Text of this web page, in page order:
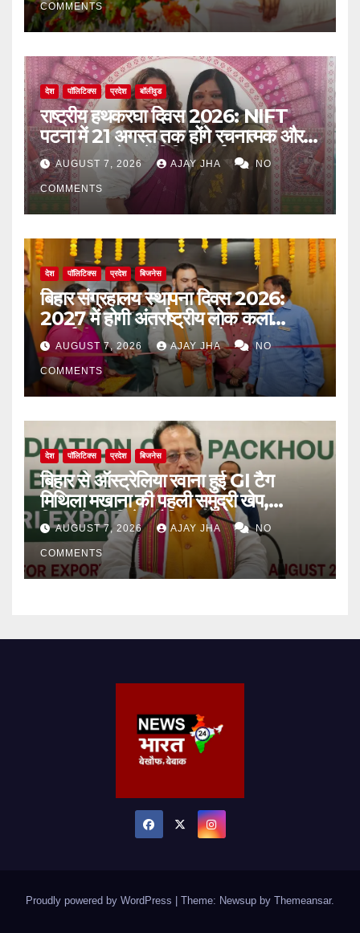
COMMENTS
देश पॉलिटिक्स प्रदेश बॉलीवुड
राष्ट्रीय हथकरघा दिवस 2026: NIFT
पटना में 21 अगस्त तक होंगे रचनात्मक और
जागरूकता से जुड़े विविध कार्यक्रम
AUGUST 7, 2026 AJAY JHA NO
COMMENTS
देश पॉलिटिक्स प्रदेश बिजनेस
बिहार संग्रहालय स्थापना दिवस 2026:
2027 में होगी अंतर्राष्ट्रीय लोक कला
प्रदर्शनी, मुख्यमंत्री सम्राट चौधरी का बड़ा
ऐलान
AUGUST 7, 2026 AJAY JHA NO
COMMENTS
देश पॉलिटिक्स प्रदेश बिजनेस
बिहार से ऑस्ट्रेलिया रवाना हुई GI टैग
मिथिला मखाना की पहली समुद्री खेप,
किसानों को मिलेगा वैश्विक बाजार
AUGUST 7, 2026 AJAY JHA NO
COMMENTS
Proudly powered by WordPress Theme: Newsup by Themeansar.